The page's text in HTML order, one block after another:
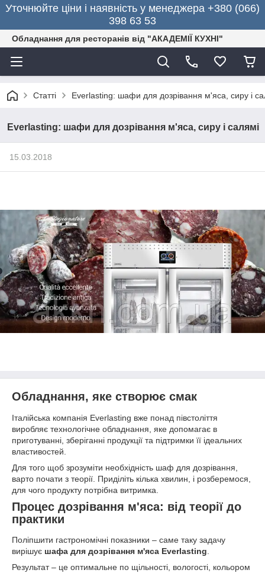
Уточнюйте ціни і наявність у менеджера +380 (066)
398 63 53
Обладнання для ресторанів від "АКАДЕМІЇ КУХНІ"
Статті Everlasting: шафи для дозрівання м'яса, сиру і
Everlasting: шафи для дозрівання м'яса, сиру і салямі
15.03.2018
Обладнання, яке створює смак
Італійська компанія Everlasting вже понад півстоліття
виробляє технологічне обладнання, яке допомагає в
приготуванні, зберіганні продукції та підтримки її ідеальних
властивостей.
Для того щоб зрозуміти необхідність шаф для дозрівання,
варто почати з теорії. Приділіть кілька хвилин, і розберемося,
для чого продукту потрібна витримка.
Процес дозрівання м'яса: від теорії до
практики
Поліпшити гастрономічні показники – саме таку задачу
вирішує шафа для дозрівання м'яса Everlasting.
Результат – це оптимальне по щільності, вологості, кольором